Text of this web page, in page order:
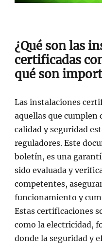
¿Qué son las
certificadas
qué son
Las instalaciones
aquellas que cumplen
calidad y seguridad
reguladores. Este
boletín, es una
sido evaluada y
competentes,
funcionamiento y
Estas certificaciones
como la electricidad,
donde la seguridad y